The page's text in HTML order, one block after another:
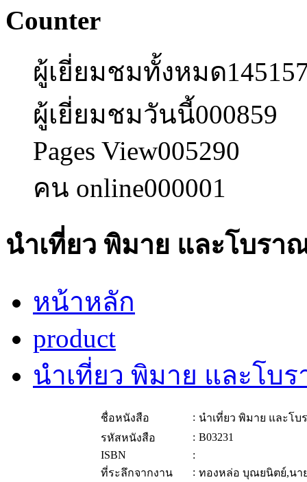
Counter
ผู้เยี่ยมชมทั้งหมด
ผู้เยี่ยมชมวันนี้000859
Pages View005290
คน online000001
นำเที่ยว พิมาย และโบร
หน้าหลัก
product
นำเที่ยว พิมาย และโบ
ชื่อหนังสือ : นำเที่ยว พิมาย และโ
รหัสหนังสือ
: B03231
ISBN
:
ที่ระลึกจากงาน
: ทองหล่อ บุณยนิตย์,นา